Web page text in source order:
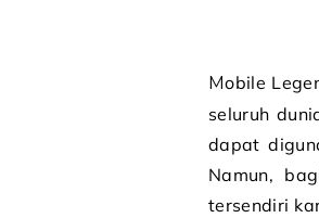
Mobile Legends adalah salah satu game MOBA paling populer di Indonesia dan di
seluruh
dapat
Namun,
tersendiri